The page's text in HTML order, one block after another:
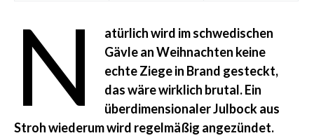
N
atürlich wird im schwedischen
Gävle an Weihnachten keine
echte Ziege in Brand gesteckt,
das wäre wirklich brutal. Ein
überdimensionaler Julbock aus
Stroh wiederum wird regelmäßig angezündet.